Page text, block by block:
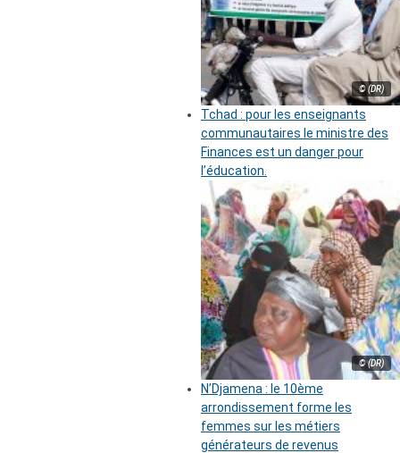
© (DR)
Tchad : pour les enseignants
communautaires le ministre des
Finances est un danger pour
l’éducation.
© (DR)
N’Djamena : le 10ème
arrondissement forme les
femmes sur les métiers
générateurs de revenus